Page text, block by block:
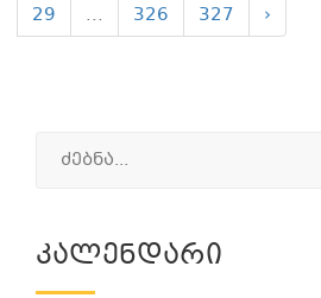
29
... 326 327 ›
Კალენდარი